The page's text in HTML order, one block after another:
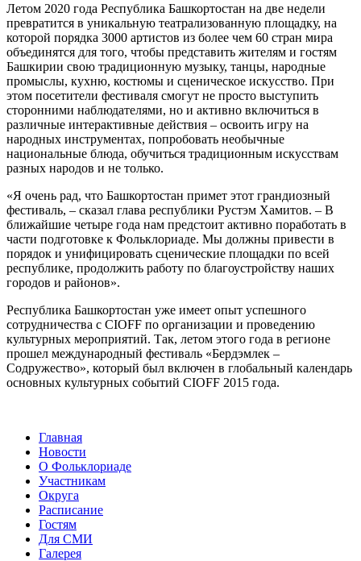
Летом 2020 года Республика Башкортостан на две недели
превратится в уникальную театрализованную площадку, на
которой порядка 3000 артистов из более чем 60 стран мира
объединятся для того, чтобы представить жителям и гостям
Башкирии свою традиционную музыку, танцы, народные
промыслы, кухню, костюмы и сценическое искусство. При
этом посетители фестиваля смогут не просто выступить
сторонними наблюдателями, но и активно включиться в
различные интерактивные действия – освоить игру на
народных инструментах, попробовать необычные
национальные блюда, обучиться традиционным искусствам
разных народов и не только.
«Я очень рад, что Башкортостан примет этот грандиозный
фестиваль, – сказал глава республики Рустэм Хамитов. – В
ближайшие четыре года нам предстоит активно поработать в
части подготовке к Фольклориаде. Мы должны привести в
порядок и унифицировать сценические площадки по всей
республике, продолжить работу по благоустройству наших
городов и районов».
Республика Башкортостан уже имеет опыт успешного
сотрудничества с CIOFF по организации и проведению
культурных мероприятий. Так, летом этого года в регионе
прошел международный фестиваль «Бердэмлек –
Содружество», который был включен в глобальный календарь
основных культурных событий CIOFF 2015 года.
Главная
Новости
О Фольклориаде
Участникам
Округа
Расписание
Гостям
Для СМИ
Галерея